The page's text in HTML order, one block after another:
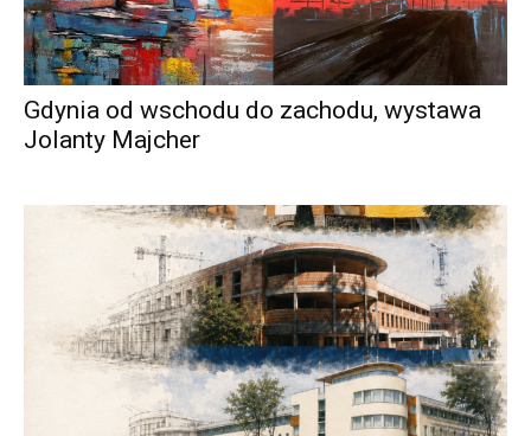
Gdynia od wschodu do zachodu, wystawa
Jolanty Majcher